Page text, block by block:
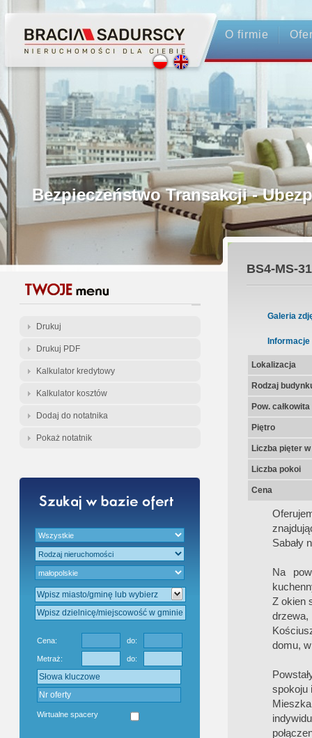
O firmie
Profesjonalne Pośrednictwo
Bezpieczeństwo Transakcji -
Licencjonowani Pośrednicy
Gwarancja Zwrotu Zadatku
Gratis - Przedwstępna Umowa
Drukuj
Drukuj PDF
Kalkulator kredytowy
Kalkulator kosztów
Dodaj do notatnika
Pokaż notatnik
Cena: do:
Metraż: do:
Wirtualne spacery
BS4-MS-
Galeria
Informacje
Lokalizacja
Rodzaj
Pow.
Piętro
Liczba pięter
Liczba pokoi
Cena
Sabały
Na
Z okien
domu,
spokoju